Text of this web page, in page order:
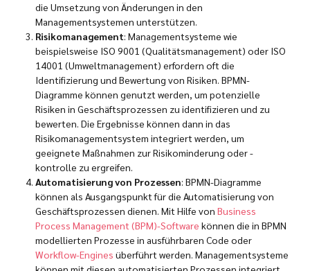
die Umsetzung von Änderungen in den
Managementsystemen unterstützen.
Risikomanagement: Managementsysteme wie
beispielsweise ISO 9001 (Qualitätsmanagement) oder ISO
14001 (Umweltmanagement) erfordern oft die
Identifizierung und Bewertung von Risiken. BPMN-
Diagramme können genutzt werden, um potenzielle
Risiken in Geschäftsprozessen zu identifizieren und zu
bewerten. Die Ergebnisse können dann in das
Risikomanagementsystem integriert werden, um
geeignete Maßnahmen zur Risikominderung oder -
kontrolle zu ergreifen.
Automatisierung von Prozessen: BPMN-Diagramme
können als Ausgangspunkt für die Automatisierung von
Geschäftsprozessen dienen. Mit Hilfe von Business
Process Management (BPM)-Software können die in BPMN
modellierten Prozesse in ausführbaren Code oder
Workflow-Engines überführt werden. Managementsysteme